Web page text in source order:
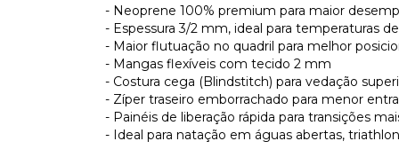
- Neoprene 100% premium para maior
- Espessura 3/2 mm, ideal para temperaturas
- Maior flutuação no quadril para melhor
- Mangas flexíveis com tecido 2 mm
- Costura cega (Blindstitch) para vedação
- Zíper traseiro emborrachado para menor
- Painéis de liberação rápida para transições
- Ideal para natação em águas abertas,